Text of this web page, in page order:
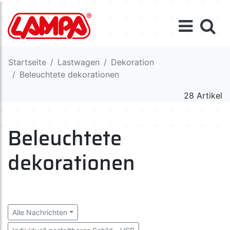
Startseite Lastwagen
Dekoration
Beleuchtete dekorationen
28 Artikel
Beleuchtete
dekorationen
Alle Nachrichten